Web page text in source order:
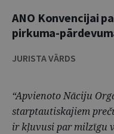
ANO Konvencijai
pirkuma-
JURISTA VĀRDS
“Apvienoto Nāciju
starptautiskajiem
ir kļuvusi par milzīgu